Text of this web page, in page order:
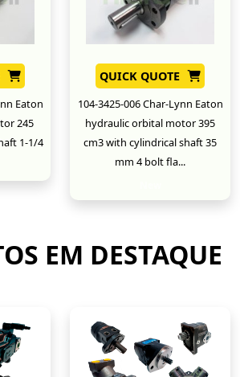
Eaton
245
1-1/4
QUICK QUOTE
104-3425-006 Char-Lynn Eaton
hydraulic orbital motor 395
cm3 with cylindrical shaft 35
mm 4 bolt fla...
EM DESTAQUE